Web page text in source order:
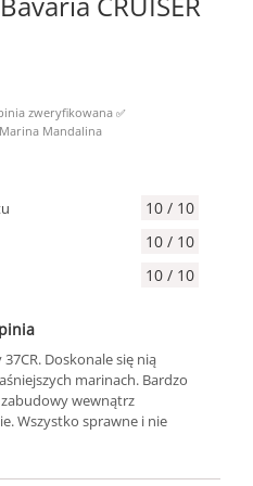
zweryfikowana ✅
Mandalina
10 / 10
10 / 10
10 / 10
Doskonale się nią
marinach. Bardzo
wewnątrz
Wszystko sprawne i nie